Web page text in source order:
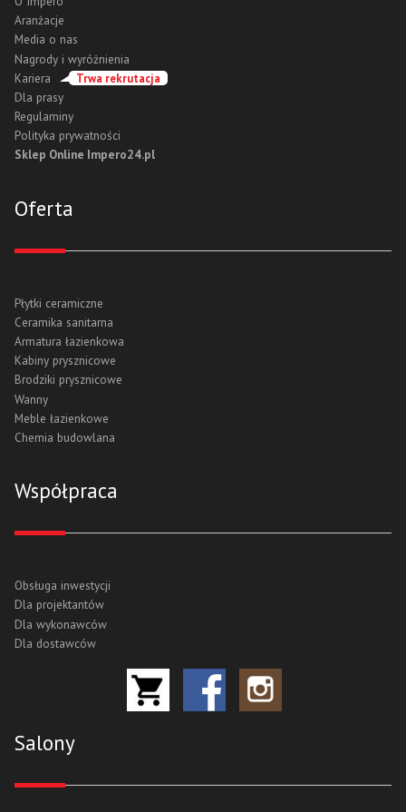
Aranżacje
Media o nas
Nagrody i wyróżnienia
Kariera
Trwa rekrutacja
Dla prasy
Regulaminy
Polityka prywatności
Sklep Online Impero24.pl
Oferta
Płytki ceramiczne
Ceramika sanitarna
Armatura łazienkowa
Kabiny prysznicowe
Brodziki prysznicowe
Wanny
Meble łazienkowe
Chemia budowlana
Współpraca
Obsługa inwestycji
Dla projektantów
Dla wykonawców
Dla dostawców
Salony